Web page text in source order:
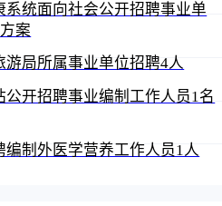
系统面向社会公开招聘事业单
案
局所属事业单位招聘4人
开招聘事业编制工作人员1名
制外医学营养工作人员1人